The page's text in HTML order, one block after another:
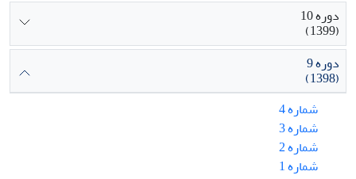
دوره 10
(1399)
دوره 9
(1398)
شماره 4
شماره 3
شماره 2
شماره 1